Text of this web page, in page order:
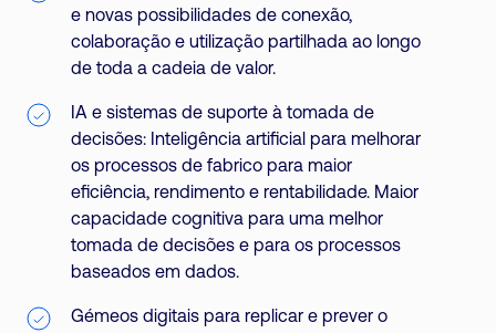
e novas possibilidades de conexão,
colaboração e utilização partilhada ao longo
de toda a cadeia de valor.
IA e sistemas de suporte à tomada de
decisões: Inteligência artificial para melhorar
os processos de fabrico para maior
eficiência, rendimento e rentabilidade. Maior
capacidade cognitiva para uma melhor
tomada de decisões e para os processos
baseados em dados.
Gémeos digitais para replicar e prever o